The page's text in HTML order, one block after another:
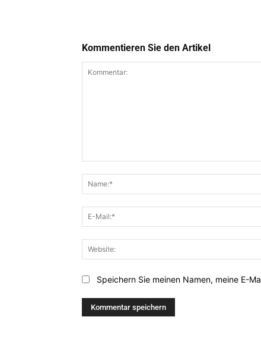
Kommentieren Sie den Artikel
Speichern Sie meinen Namen, meine E-